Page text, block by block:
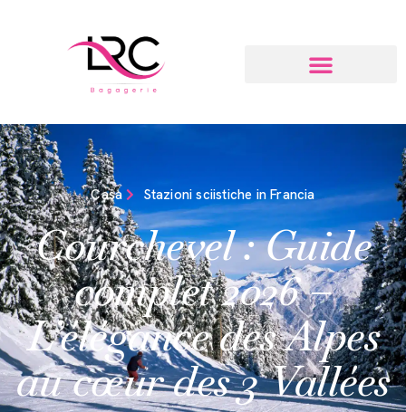
Casa Stazioni sciistiche in Francia
Courchevel : Guide
complet 2026 –
L’élégance des Alpes
au cœur des 3 Vallées